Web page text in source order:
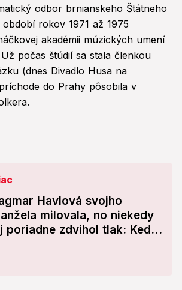
odbor brnianskeho Štátneho
rokov 1971 až 1975
akadémii múzických umení
počas štúdií sa stala členkou
(dnes Divadlo Husa na
do Prahy pôsobila v
Havlová svojho
milovala, no niekedy
poriadne zdvihol tlak: Kedy